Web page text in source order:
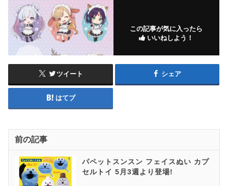
この記事が気に入ったら
いいねしよう！
ツイート シェア
はてブ
前の記事
パペットスンスン フェイスぬい カプ
セルトイ 5月3週より登場!